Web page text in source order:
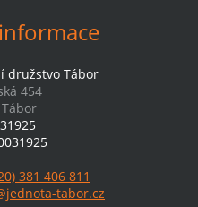
družstvo Tábor
454
381 406 811
tabor.cz